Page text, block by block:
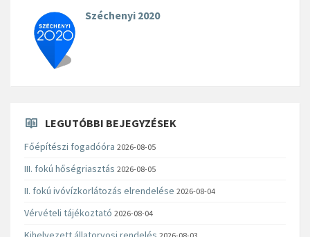
Széchenyi 2020
LEGUTÓBBI BEJEGYZÉSEK
Főépítészi fogadóóra 2026-08-05
III. fokú hőségriasztás 2026-08-05
II. fokú ivóvízkorlátozás elrendelése 2026-08-04
Vérvételi tájékoztató 2026-08-04